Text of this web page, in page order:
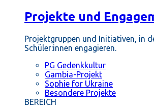
Projekte und
Projektgruppen und Initiativen, in
Schüler:innen engagieren.
PG Gedenkkultur
Gambia-Projekt
Sophie for Ukraine
Besondere Projekte
BEREICH